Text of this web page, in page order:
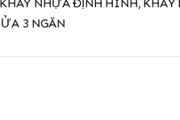
KHAY NHỰA ĐỊNH HÌNH KHAY
3 NGĂN